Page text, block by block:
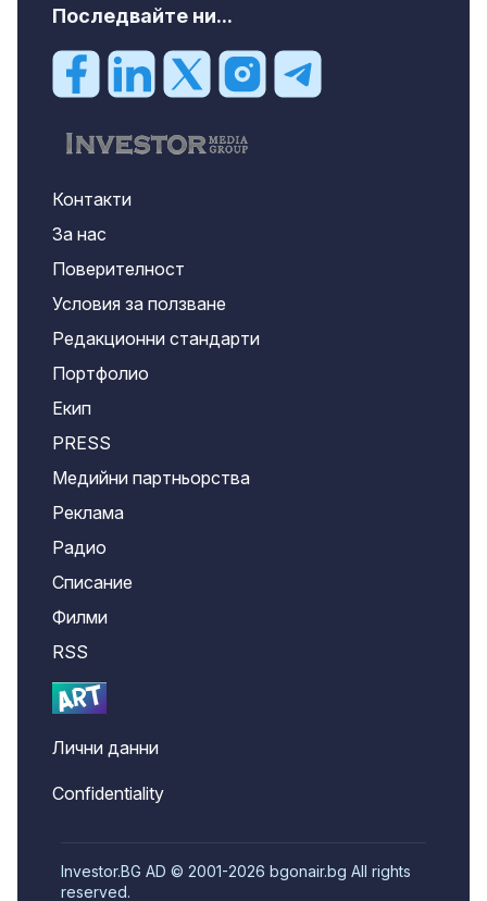
Последвайте ни...
Контакти
За нас
Поверителност
Условия за ползване
Редакционни стандарти
Портфолио
Екип
PRESS
Медийни партньорства
Реклама
Радио
Списание
Филми
RSS
Лични данни
Confidentiality
Investor.BG AD © 2001-2026 bgonair.bg All rights
reserved.